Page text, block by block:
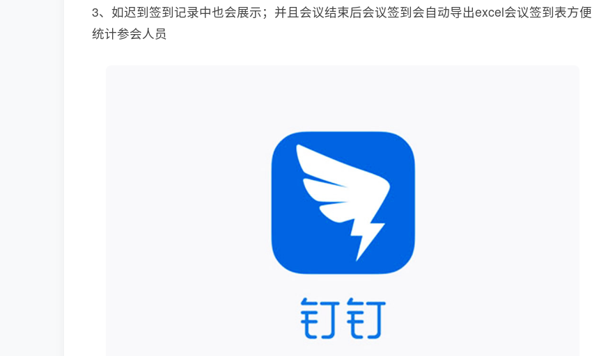
3、如迟到签到记录中也会展示；并且会议结束后会议签到会自动导出excel会议签到表方便
统计参会人员